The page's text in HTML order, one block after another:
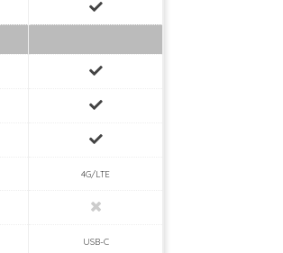
4G/LTE
USB-C